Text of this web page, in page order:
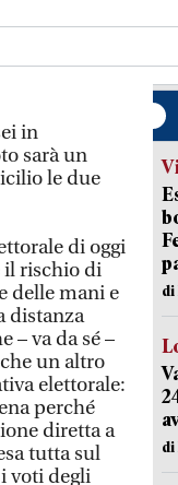
in
sarà un
le due
di oggi
il rischio di
delle mani e
distanza
– va da sé –
un altro
elettorale:
perché
diretta a
tutta sul
voti degli
di
di